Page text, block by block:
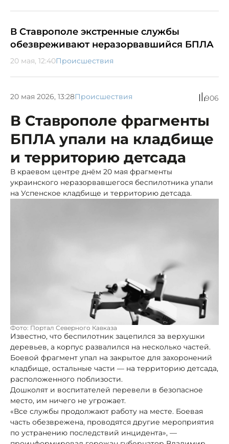
В Ставрополе экстренные службы
обезвреживают неразорвавшийся БПЛА
20 мая, 12:40Происшествия
20 мая 2026, 13:28Происшествия 906
В Ставрополе фрагменты
БПЛА упали на кладбище
и территорию детсада
В краевом центре днём 20 мая фрагменты
украинского неразорвавшегося беспилотника упали
на Успенское кладбище и территорию детсада.
Фото: Портал Северного Кавказа
Известно, что беспилотник зацепился за верхушки
деревьев, а корпус развалился на несколько частей.
Боевой фрагмент упал на закрытое для захоронений
кладбище, остальные части — на территорию детсада,
расположенного поблизости.
Дошколят и воспитателей перевели в безопасное
место, им ничего не угрожает.
«Все службы продолжают работу на месте. Боевая
часть обезврежена, проводятся другие мероприятия
по устранению последствий инцидента», —